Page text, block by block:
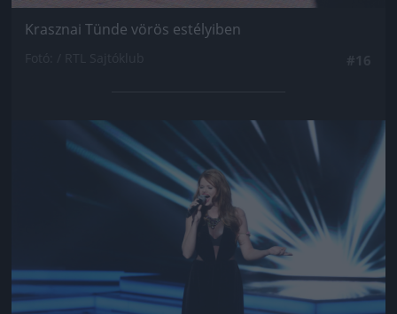
Krasznai Tünde vörös estélyiben
Jön még kép!